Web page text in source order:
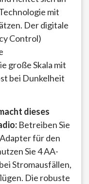
mit
Der digitale
Control)
große Skala mit
bei Dunkelheit
dieses
Betreiben Sie
für den
Sie 4 AA-
Stromausfällen,
Die robuste